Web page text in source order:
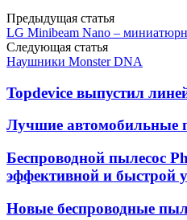
Предыдущая статья
LG Minibeam Nano –
Следующая статья
Наушники Monster DNA
Topdevice выпустил
Лучшие автомобильные
Беспроводной пылесос
эффективной и быстрой
Новые беспроводные